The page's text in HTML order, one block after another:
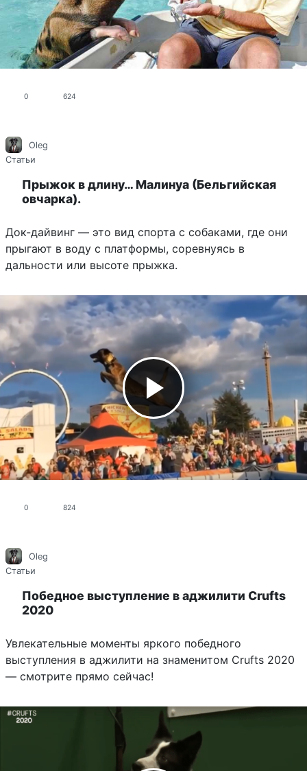
0 624
Oleg
Статьи
Прыжок в длину… Малинуа (Бельгийская
овчарка).
Док-дайвинг — это вид спорта с собаками, где они
прыгают в воду с платформы, соревнуясь в
дальности или высоте прыжка.
0 824
Oleg
Статьи
Победное выступление в аджилити Crufts
2020
Увлекательные моменты яркого победного
выступления в аджилити на знаменитом Crufts 2020
— смотрите прямо сейчас!